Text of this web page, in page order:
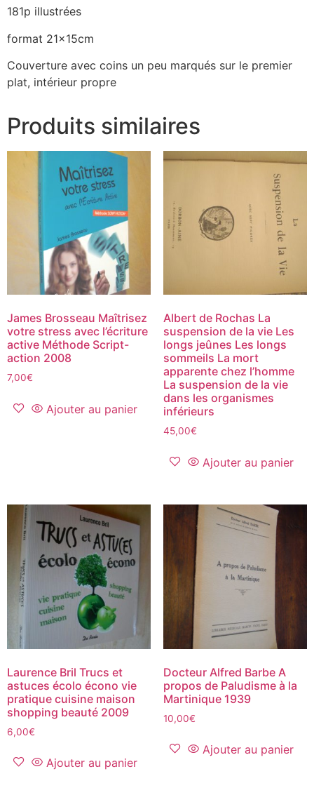
181p illustrées
format 21x15cm
Couverture avec coins un peu marqués sur le premier
plat, intérieur propre
Produits similaires
James Brosseau Maîtrisez
votre stress avec l’écriture
active Méthode Script-
action 2008
7,00€
Ajouter au panier
Albert de Rochas La
suspension de la vie Les
longs jeûnes Les longs
sommeils La mort
apparente chez l’homme
La suspension de la vie
dans les organismes
inférieurs
45,00€
Ajouter au panier
Laurence Bril Trucs et
astuces écolo écono vie
pratique cuisine maison
shopping beauté 2009
6,00€
Ajouter au panier
Docteur Alfred Barbe A
propos de Paludisme à la
Martinique 1939
10,00€
Ajouter au panier